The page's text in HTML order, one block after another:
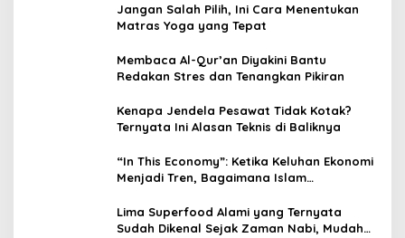
Jangan Salah Pilih, Ini Cara Menentukan
Matras Yoga yang Tepat
Membaca Al-Qur’an Diyakini Bantu
Redakan Stres dan Tenangkan Pikiran
Kenapa Jendela Pesawat Tidak Kotak?
Ternyata Ini Alasan Teknis di Baliknya
“In This Economy”: Ketika Keluhan Ekonomi
Menjadi Tren, Bagaimana Islam
Lima Superfood Alami yang Ternyata
Sudah Dikenal Sejak Zaman Nabi, Mudah